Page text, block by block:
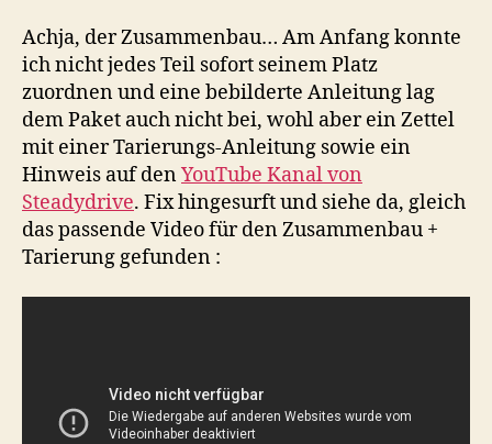
Achja, der Zusammenbau… Am Anfang konnte
ich nicht jedes Teil sofort seinem Platz
zuordnen und eine bebilderte Anleitung lag
dem Paket auch nicht bei, wohl aber ein Zettel
mit einer Tarierungs-Anleitung sowie ein
Hinweis auf denYouTube Kanal von
Steadydrive. Fix hingesurft und siehe da, gleich
das passende Video für den Zusammenbau +
Tarierung gefunden :